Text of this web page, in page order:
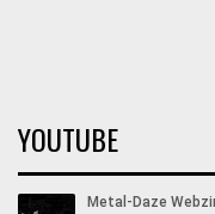
YOUTUBE